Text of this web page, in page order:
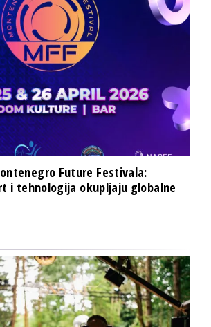
Future Festivala:
i tehnologija okupljaju globalne